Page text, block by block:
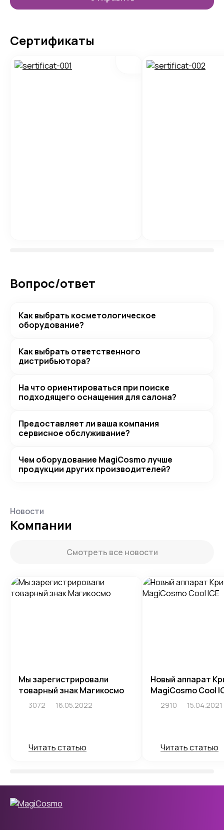
Сертификаты
Вопрос/ответ
Как выбрать косметологическое
оборудование?
Как выбрать ответственного
дистрибьютора?
На что ориентироваться при поиске
подходящего оснащения для салона?
Предоставляет ли ваша компания
сервисное обслуживание?
Чем оборудование MagiCosmo лучше
продукции других производителей?
Новости
Компании
Смотреть все новости
Мы зарегистрировали
товарный знак Магикосмо
3072 16.05.2022
Читать статью
Новый аппарат
MagiCosmo Cool
2910 15.04.2021
Читать статью